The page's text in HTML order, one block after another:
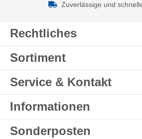
Zuverlässige und
Rechtliches
Sortiment
Service & Kontakt
Informationen
Sonderposten